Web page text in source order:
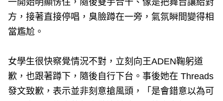
方，接著直接停唱，臭臉蹲在一旁，氣氛瞬間變得相
當尷尬。
女學生很快察覺情況不對，立刻向王ADEN鞠躬道
歉，也跟著蹲下，隨後自行下台。事後她在 Threads
發文致歉，表示並非刻意搶風頭，「是會錯意以為可